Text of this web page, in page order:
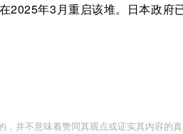
2025年3月重启该堆。日本政府
并不意味着赞同其观点或证实其内容的